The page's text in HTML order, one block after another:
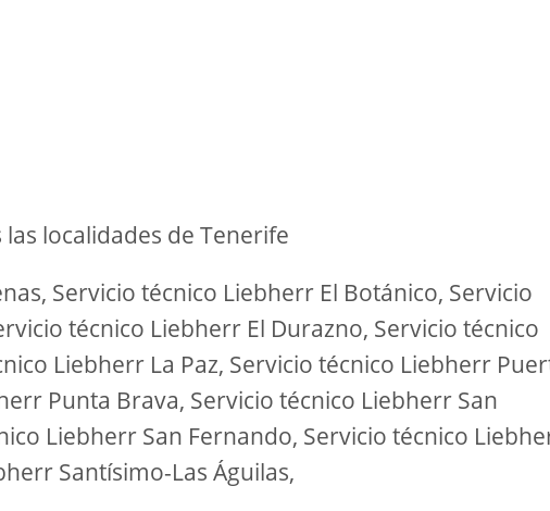
localidades de Tenerife
Servicio técnico Liebherr El Botánico, Servicio
técnico Liebherr El Durazno, Servicio técnico
Liebherr La Paz, Servicio técnico Liebherr
Punta Brava, Servicio técnico Liebherr San
Liebherr San Fernando, Servicio técnico
Santísimo-Las Águilas,